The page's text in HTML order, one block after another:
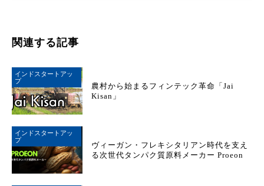
関連する記事
インドスタートアッ
プ
農村から始まるフィンテック革命「Jai
Kisan」
インドスタートアッ
プ
ヴィーガン・フレキシタリアン時代を支え
る次世代タンパク質原料メーカー Proeon